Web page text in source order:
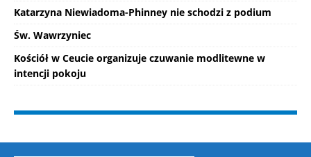
Katarzyna Niewiadoma-Phinney nie schodzi z podium
Św. Wawrzyniec
Kościół w Ceucie organizuje czuwanie modlitewne w
intencji pokoju